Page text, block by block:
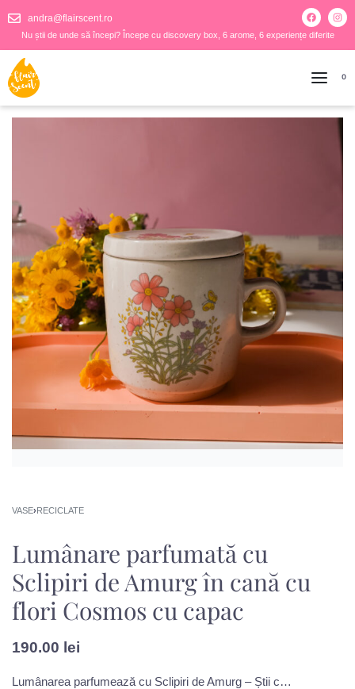
andra@flairscent.ro
Nu știi de unde să începi? Începe cu discovery box, 6 arome, 6 experiențe diferite
0
VASE›RECICLATE
Lumânare parfumată cu
Sclipiri de Amurg în cană cu
flori Cosmos cu capac
190.00 lei
Lumânarea parfumează cu Sclipiri de Amurg – Știi cum miroase un apus de vară? E greu de spus, dar această aromă parcă te lasă să-i vezi culorile scânteietoare. Este tandră și liniștită, dulce și pudrată. Piersica te întâmpina prima, dar nu te copleșește, căci e temperată de o bază caldă de vanilie, ambră și mosc și o inimă de citrice și flori.